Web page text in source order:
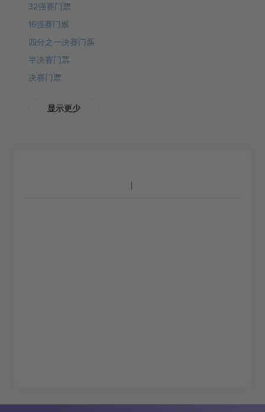
32强赛门票
16强赛门票
四分之一决赛门票
半决赛门票
决赛门票
显示更少